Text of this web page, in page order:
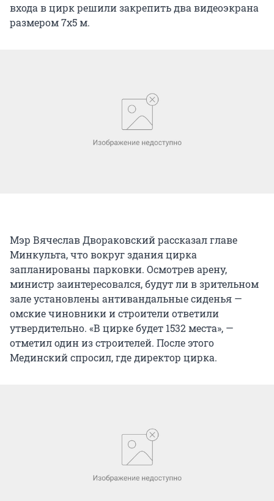
входа в цирк решили закрепить два видеоэкрана
размером 7х5 м.
Мэр Вячеслав Двораковский рассказал главе
Минкульта, что вокруг здания цирка
запланированы парковки. Осмотрев арену,
министр заинтересовался, будут ли в зрительном
зале установлены антивандальные сиденья —
омские чиновники и строители ответили
утвердительно. «В цирке будет 1532 места», —
отметил один из строителей. После этого
Мединский спросил, где директор цирка.